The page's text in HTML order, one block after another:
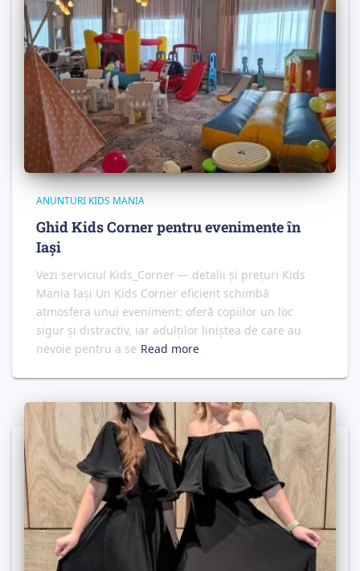
ANUNTURI KIDS MANIA
Ghid Kids Corner pentru evenimente în
Iași
Vezi serviciul Kids_Corner — detalii și prețuri Kids
Mania Iași Un Kids Corner eficient schimbă
atmosfera unui eveniment: oferă copiilor un loc
sigur și distractiv, iar adulților liniștea de care au
nevoie pentru a se Read more